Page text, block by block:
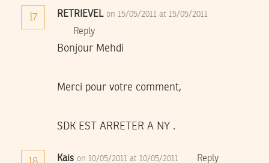
17 RETRIEVEL on 15/05/2011 at 15/05/2011
Reply
Bonjour Mehdi
Merci pour votre comment,
SDK EST ARRETER A NY .
Kais on 10/05/2011 at 10/05/2011 Reply